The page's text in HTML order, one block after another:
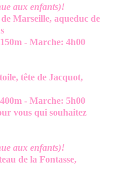
aux enfants)!
Marseille, aqueduc de
- Marche: 4h00
tête de Jacquot,
- Marche: 5h00
qui souhaitez
aux enfants)!
de la Fontasse,